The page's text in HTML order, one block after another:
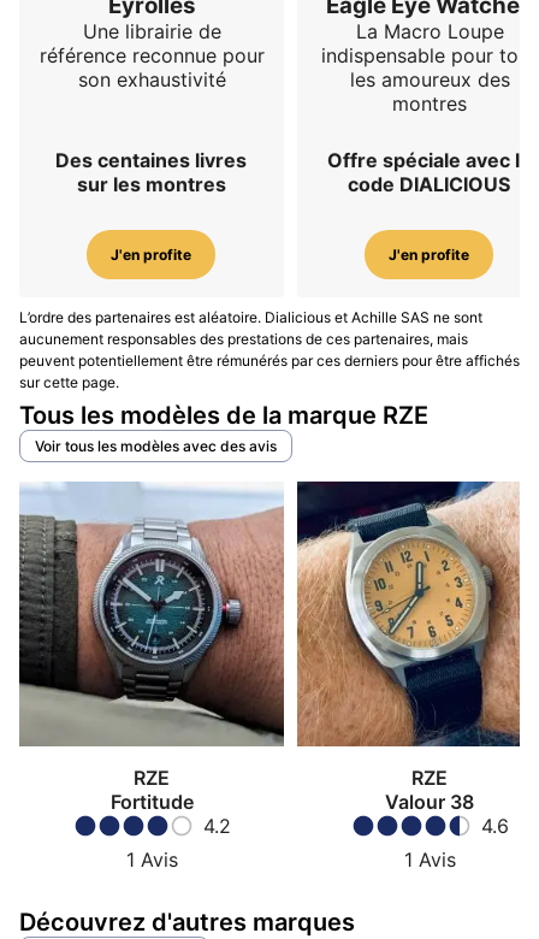
Une librairie de
référence reconnue pour
son exhaustivité
Des centaines livres
sur les montres
J'en profite
La Macro Loupe
indispensable pour tous
les amoureux des
montres
Offre spéciale avec le
code DIALICIOUS
J'en profite
L’ordre des partenaires est aléatoire. Dialicious et Achille SAS ne sont
aucunement responsables des prestations de ces partenaires, mais
peuvent potentiellement être rémunérés par ces derniers pour être affichés
sur cette page.
Tous les modèles de la marque RZE
Voir tous les modèles avec des avis
RZE
Fortitude
4.2
1 Avis
RZE
Valour 38
4.6
1 Avis
Découvrez d'autres marques